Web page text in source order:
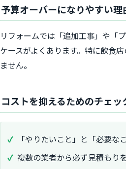
予算オーバーになりやすい理
リフォームでは「追加工事」や「
ケースがよくあります。特に飲食
ません。
コストを抑えるためのチェッ
「やりたいこと」と「必要な
複数の業者から必ず見積もり